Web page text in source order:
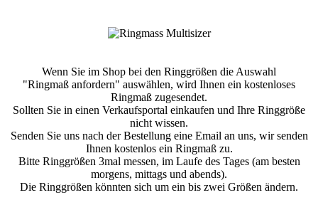
Wenn Sie im Shop bei den Ringgrößen die Auswahl
"Ringmaß anfordern" auswählen, wird Ihnen ein kostenloses
Ringmaß zugesendet.
Sollten Sie in einen Verkaufsportal einkaufen und Ihre Ringgröße
nicht wissen.
Senden Sie uns nach der Bestellung eine Email an uns, wir senden
Ihnen kostenlos ein Ringmaß zu.
Bitte Ringgrößen 3mal messen, im Laufe des Tages (am besten
morgens, mittags und abends).
Die Ringgrößen könnten sich um ein bis zwei Größen ändern.